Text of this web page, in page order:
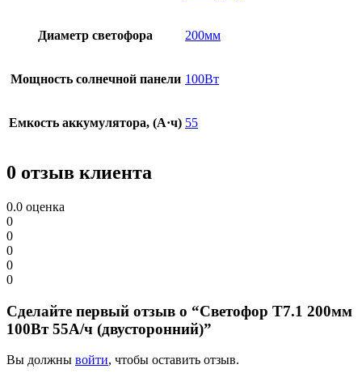
Диаметр светофора 200мм
Мощность солнечной панели 100Вт
Емкость аккумулятора, (А·ч) 55
0 отзыв клиента
0.0 оценка
0
0
0
0
0
Сделайте первый отзыв о “Светофор Т7.1 200мм
100Вт 55А/ч (двусторонний)”
Вы должны войти, чтобы оставить отзыв.